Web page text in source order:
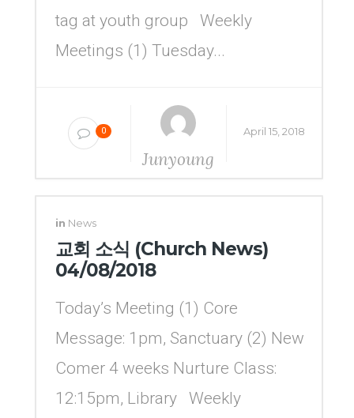
tag at youth group Weekly
Meetings (1) Tuesday...
0
Junyoung
April 15, 2018
in News
교회 소식 (Church News)
04/08/2018
Today’s Meeting (1) Core
Message: 1pm, Sanctuary (2) New
Comer 4 weeks Nurture Class:
12:15pm, Library Weekly